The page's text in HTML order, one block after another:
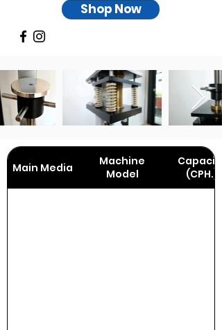
Shop Now
Main Media
Machine
Model
Capacity
(CPH.)